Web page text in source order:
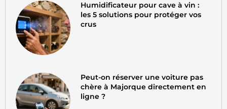
Humidificateur pour cave à vin :
les 5 solutions pour protéger vos
crus
Peut-on réserver une voiture pas
chère à Majorque directement en
ligne ?